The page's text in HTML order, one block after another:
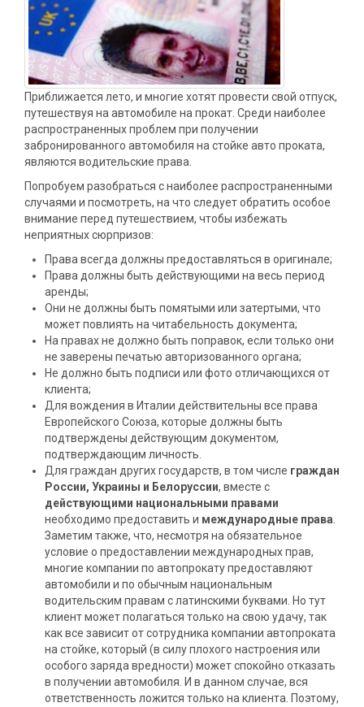
Приближается лето, и многие хотят провести свой отпуск,
путешествуя на автомобиле на прокат. Среди наиболее
распространенных проблем при получении
забронированного автомобиля на стойке авто проката,
являются водительские права.
Попробуем разобраться с наиболее распространенными
случаями и посмотреть, на что следует обратить особое
внимание перед путешествием, чтобы избежать
неприятных сюрпризов:
Права всегда должны предоставляться в оригинале;
Права должны быть действующими на весь период
аренды;
Они не должны быть помятыми или затертыми, что
может повлиять на читабельность документа;
На правах не должно быть поправок, если только они
не заверены печатью авторизованного органа;
Не должно быть подписи или фото отличающихся от
клиента;
Для вождения в Италии действительны все права
Европейского Союза, которые должны быть
подтверждены действующим документом,
подтверждающим личность.
Для граждан других государств, в том числе граждан
России, Украины и Белоруссии, вместе с
действующими национальными правами
необходимо предоставить и международные права.
Заметим также, что, несмотря на обязательное
условие о предоставлении международных прав,
многие компании по автопрокату предоставляют
автомобили и по обычным национальным
водительским правам с латинскими буквами. Но тут
клиент может полагаться только на свою удачу, так
как все зависит от сотрудника компании автопроката
на стойке, который (в силу плохого настроения или
особого заряда вредности) может спокойно отказать
в получении автомобиля. И в данном случае, вся
ответственность ложится только на клиента. Поэтому,